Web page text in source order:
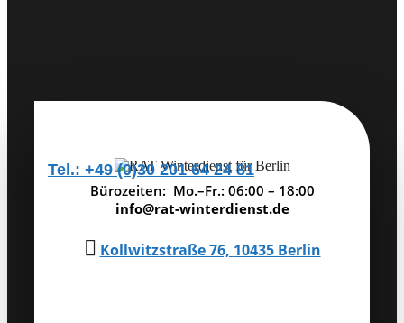
Tel.: +49 (0)30 201 64 24 81
Bürozeiten: Mo.–Fr.: 06:00 – 18:00
info@rat-winterdienst.de
 Kollwitzstraße 76, 10435 Berlin